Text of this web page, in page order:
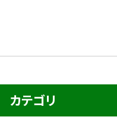
カテゴリ